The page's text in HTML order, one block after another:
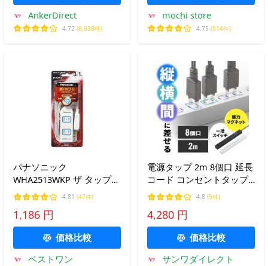
AnkerDirect
4.72 (8,638件)
mochi store
4.75 (914件)
パナソニック
WHA2513WKP ザ タップX
安全設計扉 パッキン付
Panasonic
4.81 (47件)
1,186 円
価格比較
ベストワン
電源タップ 2m 8個口 延長
コード コンセントタップ
雷ガード マグネット 一括
集中スイッチ ACアダプタ
縦横差し込み 車輪差し テ
ーブルタップ 700-TAP085-
4.8 (5件)
4,280 円
価格比較
サンワダイレクト